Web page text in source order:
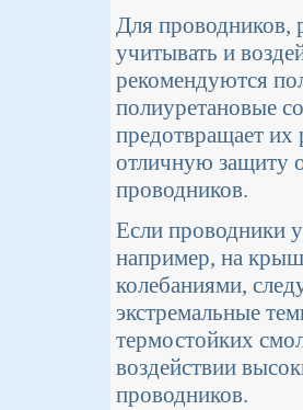
Для проводников,
учитывать и
рекомендуются
полиуретановые
предотвращает
отличную защиту
проводников.
Если проводники
например, на
колебаниями,
экстремальные
термостойких
воздействии
проводников.